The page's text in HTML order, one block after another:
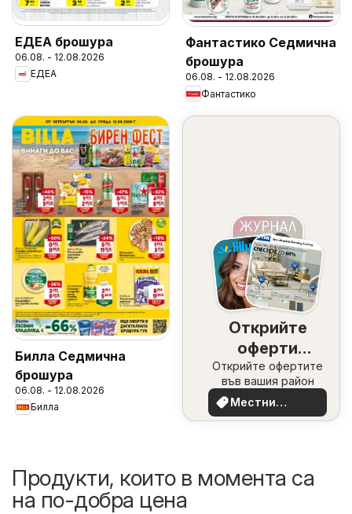
ЕДЕА брошура
06.08. - 12.08.2026
ЕДЕА
Фантастико Седмична
брошура
06.08. - 12.08.2026
Фантастико
Билла Седмична
брошура
06.08. - 12.08.2026
Билла
Открийте
оферти
наблизо
Открийте офертите
във вашия район
Местни
оферти
Продукти, които в момента са
на по-добра цена